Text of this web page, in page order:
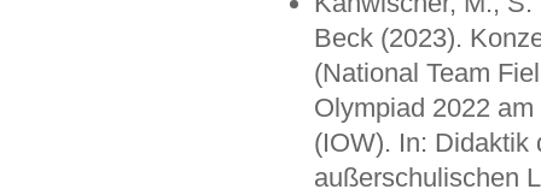
Beck (2023).
(National Team
Olympiad 2022
(IOW). In: Didaktik
außerschulischen